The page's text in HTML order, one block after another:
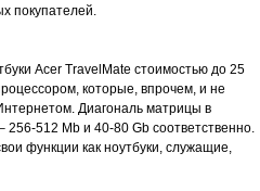
покупателей.
Acer TravelMate стоимостью до 25
которые, впрочем, и не
Диагональ матрицы в
512 Mb и 40-80 Gb соответственно.
функции как ноутбуки, служащие,